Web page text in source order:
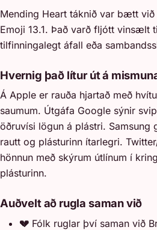
Mending Heart táknið var bætt
Emoji 13.1. Það varð fljótt vinsælt
tilfinningalegt áfall eða
Hvernig það lítur út á
Á Apple er rauða hjartað með
saumum. Útgáfa Google sýnir
öðruvísi lögun á plástri. Samsung
rautt og plásturinn ítarlegri.
hönnun með skýrum útlínum í
plásturinn.
Auðvelt að rugla saman við
💔 Fólk ruglar því saman við